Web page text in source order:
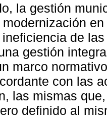
la gestión
de
gestión
marco
con las
las mismas
definido al